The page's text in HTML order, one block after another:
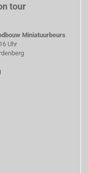
tour
Miniatuurbeurs
Uhr